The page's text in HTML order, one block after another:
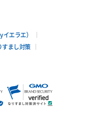
エラエ）
すまし対策